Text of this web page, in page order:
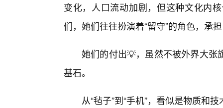
变化，人口流动加剧，但这种文化内
们，她们往往扮演着“留守”的角色，承
她们的付出💡，虽然不被外界大张
基石。
从“毡子”到“手机”，看似是物质和